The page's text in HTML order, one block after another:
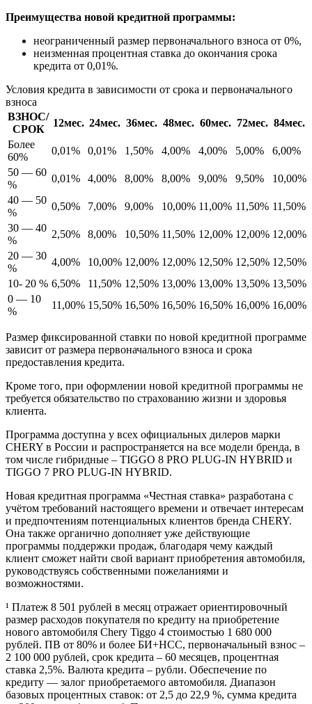
Преимущества новой кредитной программы:
неограниченный размер первоначального взноса от 0%,
неизменная процентная ставка до окончания срока
кредита от 0,01%.
Условия кредита в зависимости от срока и первоначального
взноса
ВЗНОС/
СРОК
12мес. 24мес. 36мес. 48мес. 60мес. 72мес. 84мес.
Более
60%
0,01% 0,01% 1,50% 4,00% 4,00% 5,00%
6,00%
50 — 60
%
0,01% 4,00% 8,00% 8,00% 9,00% 9,50%
10,00%
40 — 50
%
0,50% 7,00% 9,00% 10,00% 11,00% 11,50% 11,50%
30 — 40
%
2,50% 8,00% 10,50% 11,50% 12,00% 12,00% 12,00%
20 — 30
%
4,00% 10,00% 12,00% 12,00% 12,50% 12,50% 12,50%
10- 20 % 6,50% 11,50% 12,50% 13,00% 13,00% 13,50% 13,50%
0 — 10
%
11,00% 15,50% 16,50% 16,50% 16,50% 16,00% 16,00%
Размер фиксированной ставки по новой кредитной программе
зависит от размера первоначального взноса и срока
предоставления кредита.
Кроме того, при оформлении новой кредитной программы не
требуется обязательство по страхованию жизни и здоровья
клиента.
Программа доступна у всех официальных дилеров марки
CHERY в России и распространяется на все модели бренда, в
том числе гибридные – TIGGO 8 PRO PLUG-IN HYBRID и
TIGGO 7 PRO PLUG-IN HYBRID.
Новая кредитная программа «Честная ставка» разработана с
учётом требований настоящего времени и отвечает интересам
и предпочтениям потенциальных клиентов бренда CHERY.
Она также органично дополняет уже действующие
программы поддержки продаж, благодаря чему каждый
клиент сможет найти свой вариант приобретения автомобиля,
руководствуясь собственными пожеланиями и
возможностями.
¹ Платеж 8 501 рублей в месяц отражает ориентировочный
размер расходов покупателя по кредиту на приобретение
нового автомобиля Chery Tiggo 4 стоимостью 1 680 000
рублей. ПВ от 80% и более БИ+НСС, первоначальный взнос –
2 100 000 рублей, срок кредита – 60 месяцев, процентная
ставка 2,5%. Валюта кредита – рубли. Обеспечение по
кредиту — залог приобретаемого автомобиля. Диапазон
базовых процентных ставок: от 2,5 до 22,9 %, сумма кредита